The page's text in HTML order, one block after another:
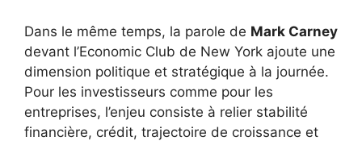
Dans le même temps, la parole de Mark Carney
devant l’Economic Club de New York ajoute une
dimension politique et stratégique à la journée.
Pour les investisseurs comme pour les
entreprises, l’enjeu consiste à relier stabilité
financière, crédit, trajectoire de croissance et